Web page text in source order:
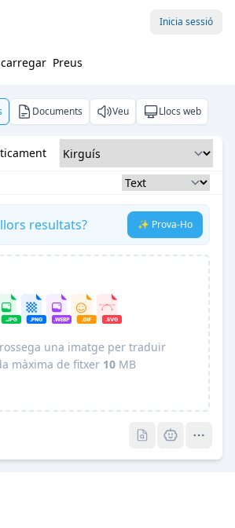
Inicia sessió
Preus
Documents Veu Llocs web
resultats? ✨ Prova-Ho
una imatge per traduir
màxima de fitxer 10 MB